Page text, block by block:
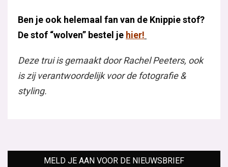
Ben je ook helemaal fan van de Knippie stof?
De stof “wolven” bestel je hier!
Deze trui is gemaakt door Rachel Peeters, ook
is zij verantwoordelijk voor de fotografie &
styling.
MELD JE AAN VOOR DE NIEUWSBRIEF